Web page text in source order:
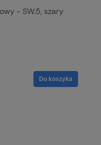
- SW.5, szary
Do koszyka